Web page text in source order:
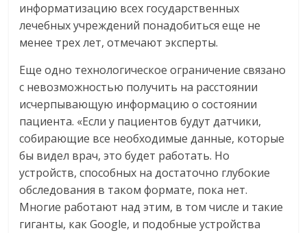
информатизацию всех государственных
лечебных учреждений понадобиться еще не
менее трех лет, отмечают эксперты.
Еще одно технологическое ограничение связано
с невозможностью получить на расстоянии
исчерпывающую информацию о состоянии
пациента. «Если у пациентов будут датчики,
собирающие все необходимые данные, которые
бы видел врач, это будет работать. Но
устройств, способных на достаточно глубокие
обследования в таком формате, пока нет.
Многие работают над этим, в том числе и такие
гиганты, как Google, и подобные устройства